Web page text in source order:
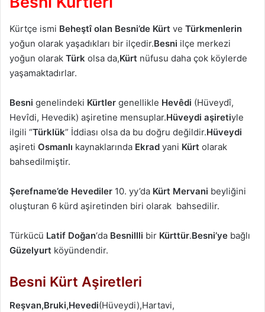
Kürtçe ismi Beheştî olan Besni’de Kürt ve Türkmenlerin
yoğun olarak yaşadıkları bir ilçedir.Besni ilçe merkezi
yoğun olarak Türk olsa da,Kürt nüfusu daha çok köylerde
yaşamaktadırlar.
Besni genelindeki Kürtler genellikle Hevêdi (Hüveydî,
Hevîdi, Hevedik) aşiretine mensuplar.Hüveydi aşiretiyle
ilgili “Türklük” İddiası olsa da bu doğru değildir.Hüveydi
aşireti Osmanlı kaynaklarında Ekrad yani Kürt olarak
bahsedilmiştir.
Şerefname’de Hevediler 10. yy’da Kürt Mervani beyliğini
oluşturan 6 kürd aşiretinden biri olarak bahsedilir.
Türkücü Latif Doğan‘da Besnillli bir Kürttür.Besni’ye bağlı
Güzelyurt köyündendir.
Besni Kürt Aşiretleri
Reşvan,Bruki,Hevedi(Hüveydi),Hartavi,